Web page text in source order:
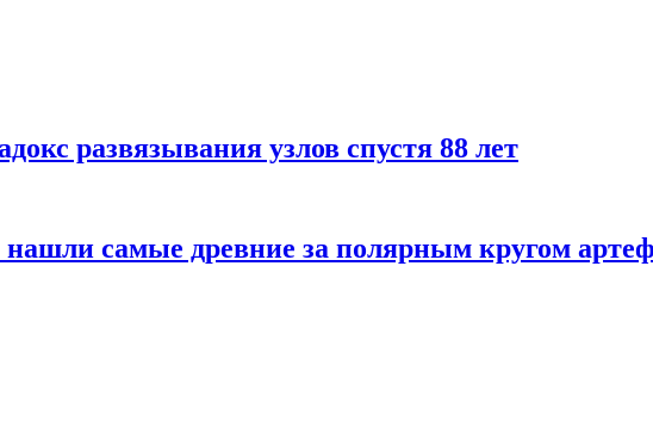
развязывания узлов спустя 88 лет
самые древние за полярным кругом